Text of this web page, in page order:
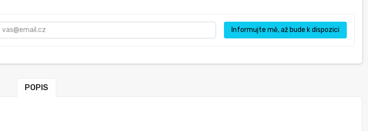
Informujte mě, až bude k dispozici
POPIS